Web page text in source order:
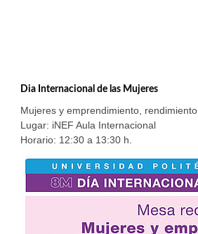
Dia Internacional de las Mujeres
Mujeres y emprendimiento,
Lugar: iNEF Aula Internacional
Horario: 12:30 a 13:30 h.